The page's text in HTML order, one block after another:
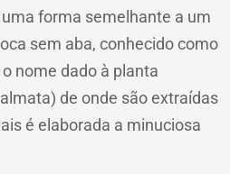
forma semelhante a um
sem aba, conhecido como
nome dado à planta
de onde são extraídas
é elaborada a minuciosa